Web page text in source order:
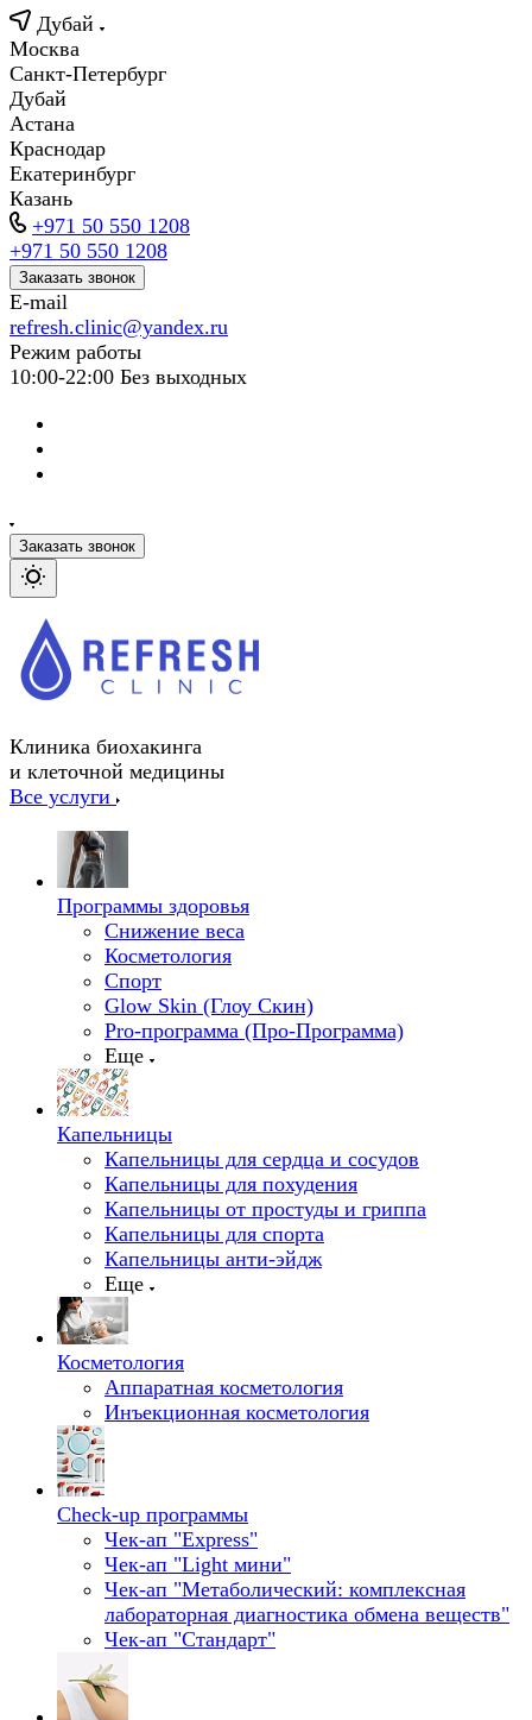
Дубай
Москва
Санкт-Петербург
Дубай
Астана
Краснодар
Екатеринбург
Казань
+971 50 550 1208
+971 50 550 1208
Заказать звонок
E-mail
refresh.clinic@yandex.ru
Режим работы
10:00-22:00 Без выходных
Заказать звонок
Клиника биохакинга
и клеточной медицины
Все услуги
Программы здоровья
Снижение веса
Косметология
Спорт
Glow Skin (Глоу Скин)
Pro-программа (Про-Программа)
Еще
Капельницы
Капельницы для сердца и сосудов
Капельницы для похудения
Капельницы от простуды и гриппа
Капельницы для спорта
Капельницы анти-эйдж
Еще
Косметология
Аппаратная косметология
Инъекционная косметология
Check-up программы
Чек-ап "Express"
Чек-ап "Light мини"
Чек-ап "Метаболический: комплексная
лабораторная диагностика обмена веществ"
Чек-ап "Стандарт"